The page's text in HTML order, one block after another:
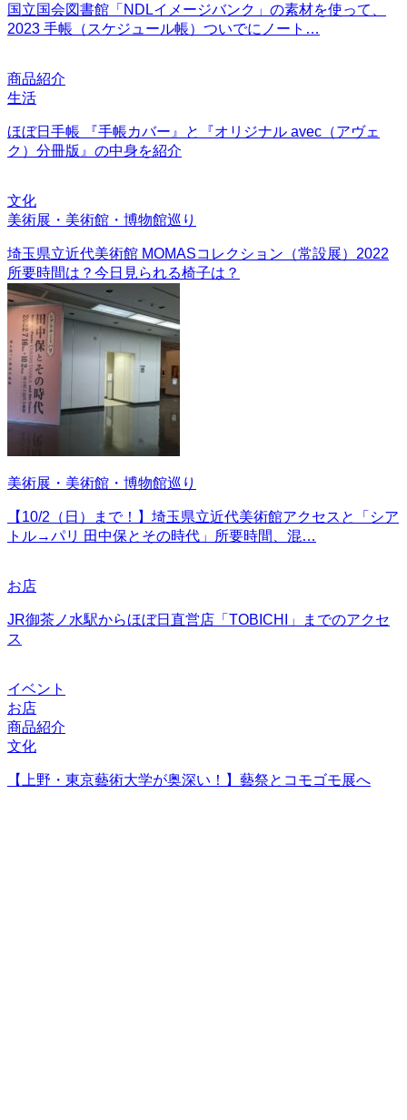
国立国会図書館「NDLイメージバンク」の素材を使って、
2023 手帳（スケジュール帳）ついでにノート…
商品紹介
生活
ほぼ日手帳 『手帳カバー』と『オリジナル avec（アヴェ
ク）分冊版』の中身を紹介
文化
美術展・美術館・博物館巡り
埼玉県立近代美術館 MOMASコレクション（常設展）2022
所要時間は？今日見られる椅子は？
美術展・美術館・博物館巡り
【10/2（日）まで！】埼玉県立近代美術館アクセスと「シア
トル→パリ 田中保とその時代」所要時間、混…
お店
JR御茶ノ水駅からほぼ日直営店「TOBICHI」までのアクセ
ス
イベント
お店
商品紹介
文化
【上野・東京藝術大学が奥深い！】藝祭とコモゴモ展へ